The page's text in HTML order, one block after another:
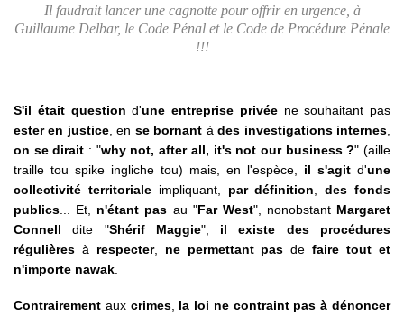
Il faudrait lancer une cagnotte pour offrir en urgence, à
Guillaume Delbar, le Code Pénal et le Code de Procédure Pénale
!!!
S'il était question d'une entreprise privéene souhaitant pas
ester en justice, en se bornant àdes investigations internes
on se dirait : "why not, after all, it's not our business ?" (aille
traille tou spike ingliche tou) mais, en l'espèce, il s'agit d'une
collectivité territorialeimpliquant, par définition ,des fonds
publics ... Et, n'étant pas au "Far West", nonobstant Margaret
Connell dite "Shérif Maggie", il existe des procédures
régulières à respecter, ne permettant pasde faire tout et
n'importe nawak
Contrairement aux crimes, la loi ne contraint pas à dénoncer